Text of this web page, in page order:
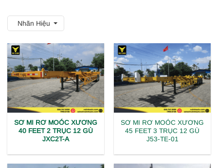
Nhãn Hiệu
SƠ MI RƠ MOÓC XƯƠNG
40 FEET 2 TRỤC 12 GÙ
JXC2T-A
SƠ MI RƠ MOÓC XƯƠNG
45 FEET 3 TRỤC 12 GÙ
J53-TE-01